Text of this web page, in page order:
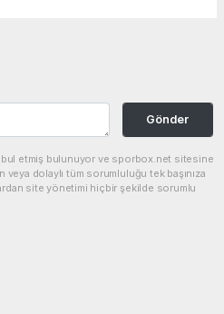
Gönder
etmiş bulunuyor ve sporbox.net sitesine
veya dolaylı tüm sorumluluğu tek başınıza
site yönetimi hiçbir şekilde sorumlu